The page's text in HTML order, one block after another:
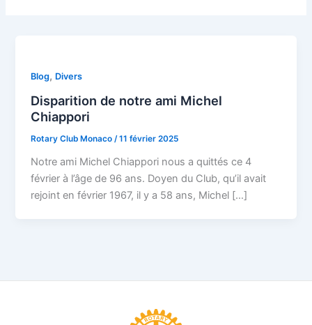
Blog, Divers
Disparition de notre ami Michel
Chiappori
Rotary Club Monaco/11 février 2025
Notre ami Michel Chiappori nous a quittés ce 4
février à l’âge de 96 ans. Doyen du Club, qu’il avait
rejoint en février 1967, il y a 58 ans, Michel […]